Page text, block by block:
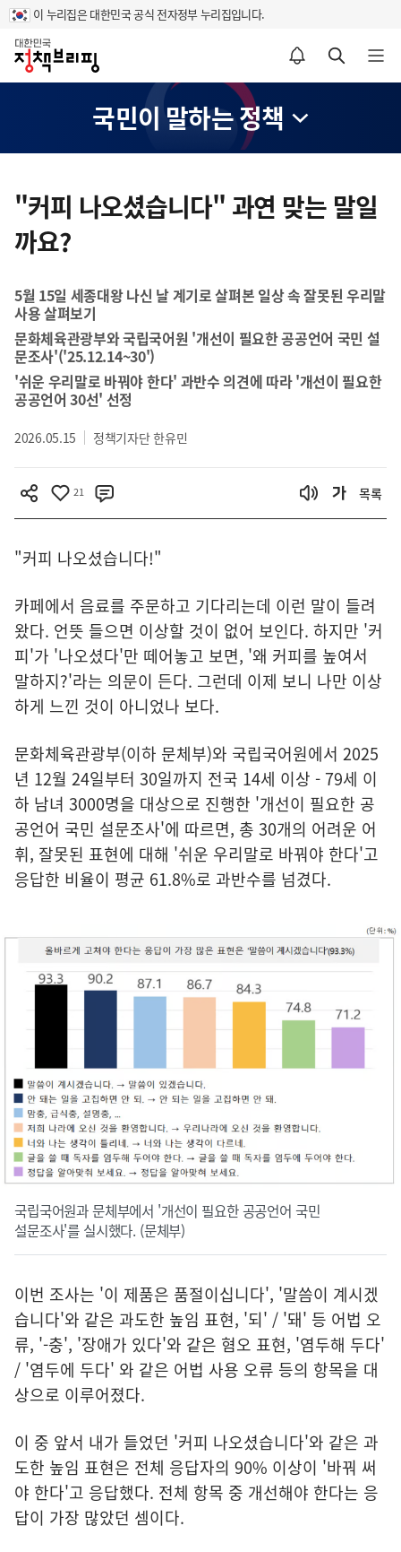
이 누리집은 대한민국 공식 전자정부 누리집입니다.
홈
알림설정 바로가기 검색 바로가기 메뉴 열기
국민이 말하는 정책
텐
영
"커피 나오셨습니다" 과연 맞는 말일
까요?
5월 15일 세종대왕 나신 날 계기로 살펴본 일상 속 잘못된 우리말
사용 살펴보기
문화체육관광부와 국립국어원 '개선이 필요한 공공언어 국민 설
문조사'('25.12.14~30')
'쉬운 우리말로 바꿔야 한다' 과반수 의견에 따라 '개선이 필요한
공공언어 30선' 선정
2026.05.15 정책기자단 한유민
21 목록
"커피 나오셨습니다!"
카페에서 음료를 주문하고 기다리는데 이런 말이 들려
왔다. 언뜻 들으면 이상할 것이 없어 보인다. 하지만 '커
피'가 '나오셨다'만 떼어놓고 보면, '왜 커피를 높여서
말하지?'라는 의문이 든다. 그런데 이제 보니 나만 이상
하게 느낀 것이 아니었나 보다.
문화체육관광부(이하 문체부)와 국립국어원에서 2025
년 12월 24일부터 30일까지 전국 14세 이상 - 79세 이
하 남녀 3000명을 대상으로 진행한 '개선이 필요한 공
공언어 국민 설문조사'에 따르면, 총 30개의 어려운 어
휘, 잘못된 표현에 대해 '쉬운 우리말로 바꿔야 한다'고
응답한 비율이 평균 61.8%로 과반수를 넘겼다.
국립국어원과 문체부에서 '개선이 필요한 공공언어 국민
설문조사'를 실시했다. (문체부)
이번 조사는 '이 제품은 품절이십니다', '말씀이 계시겠
습니다'와 같은 과도한 높임 표현, '되' / '돼' 등 어법 오
류, '-충', '장애가 있다'와 같은 혐오 표현, '염두해 두다'
/ '염두에 두다' 와 같은 어법 사용 오류 등의 항목을 대
상으로 이루어졌다.
이 중 앞서 내가 들었던 '커피 나오셨습니다'와 같은 과
도한 높임 표현은 전체 응답자의 90% 이상이 '바꿔 써
야 한다'고 응답했다. 전체 항목 중 개선해야 한다는 응
답이 가장 많았던 셈이다.